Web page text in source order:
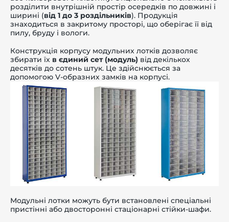
розділити внутрішній простір осередків по довжині і
ширині (від 1 до 3 роздільників). Продукція
знаходиться в закритому просторі, що оберігає її від
пилу, бруду і вологи.
Конструкція корпусу модульних лотків дозволяє
збирати їх в єдиний сет (модуль) від декількох
десятків до сотень штук. Це здійснюється за
допомогою V-образних замків на корпусі.
Модульні лотки можуть бути встановлені спеціальні
пристінні або двосторонні стаціонарні стійки-шафи.